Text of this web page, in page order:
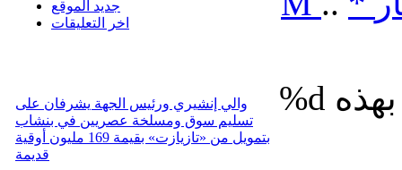
جديد الموقع
اخر التعليقات
والي إنشيري ورئيس الجهة يشرفان على
تسليم سوق ومسلخة عصريين في بنشاب
بتمويل من «تازيازت» بقيمة 169 مليون أوقية
قديمة
%d